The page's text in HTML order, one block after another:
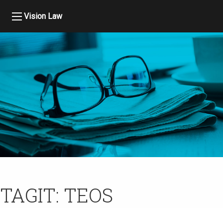
Vision Law
TAGIT: TEOS